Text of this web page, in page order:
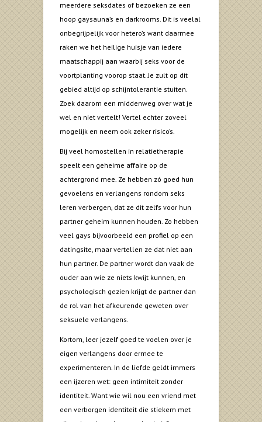
meerdere seksdates of bezoeken ze een
hoop gaysauna’s en darkrooms. Dit is veelal
onbegrijpelijk voor hetero’s want daarmee
raken we het heilige huisje van iedere
maatschappij aan waarbij seks voor de
voortplanting voorop staat. Je zult op dit
gebied altijd op schijntolerantie stuiten.
Zoek daarom een middenweg over wat je
wel en niet vertelt! Vertel echter zoveel
mogelijk en neem ook zeker risico’s.
Bij veel homostellen in relatietherapie
speelt een geheime affaire op de
achtergrond mee. Ze hebben zó goed hun
gevoelens en verlangens rondom seks
leren verbergen, dat ze dit zelfs voor hun
partner geheim kunnen houden. Zo hebben
veel gays bijvoorbeeld een profiel op een
datingsite, maar vertellen ze dat niet aan
hun partner. De partner wordt dan vaak de
ouder aan wie ze niets kwijt kunnen, en
psychologisch gezien krijgt de partner dan
de rol van het afkeurende geweten over
seksuele verlangens.
Kortom, leer jezelf goed te voelen over je
eigen verlangens door ermee te
experimenteren. In de liefde geldt immers
een ijzeren wet: geen intimiteit zonder
identiteit. Want wie wil nou een vriend met
een verborgen identiteit die stiekem met